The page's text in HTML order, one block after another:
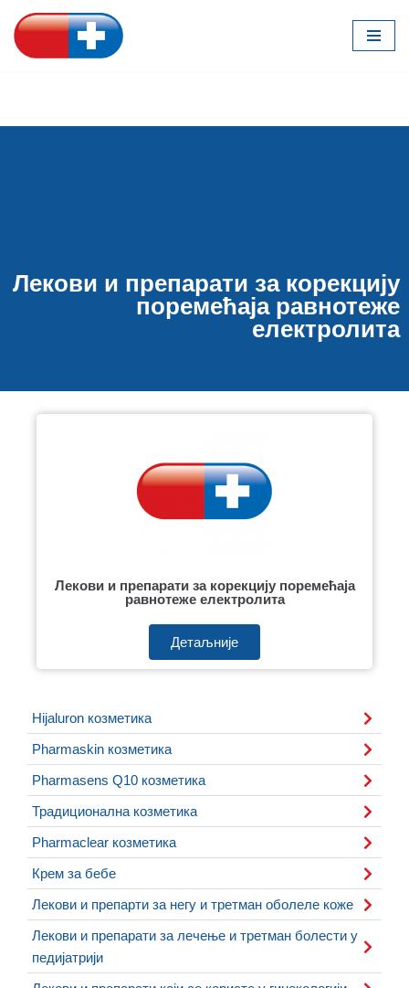
Скочи
Лекови и препарати за корекцију
поремећаја равнотеже
електролита
Hijaluron козметика
Pharmaskin козметика
Pharmasens Q10 козметика
Традиционална козметика
Pharmaclear козметика
Крем за бебе
Лекови и препарти за негу и третман оболеле коже
Лекови и препарати за лечење и третман болести у
педијатрији
Лекови и препарати за корекцију поремећаја
равнотеже електролита
Детаљније